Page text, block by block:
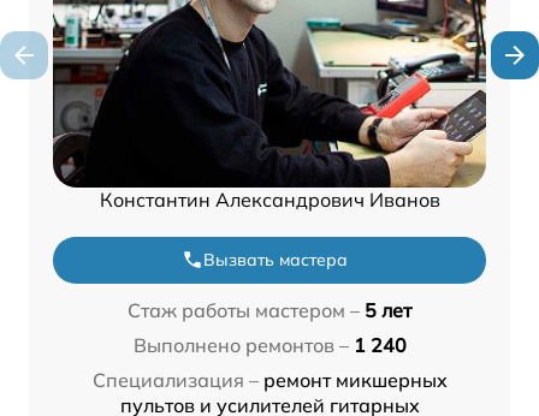
Константин Александрович Иванов
Вызвать мастера
Стаж работы мастером – 5 лет
Выполнено ремонтов – 1 240
Специализация – ремонт микшерных
пультов и усилителей гитарных